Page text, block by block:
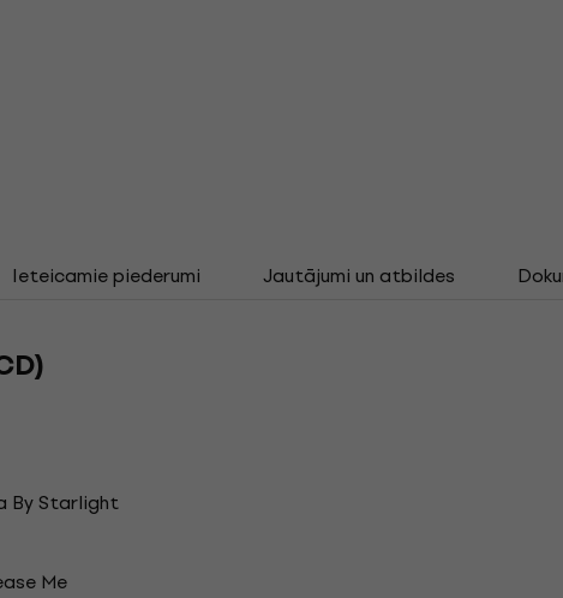
Ieteicamie piederumi Jautājumi un atbildes
By Starlight
Me